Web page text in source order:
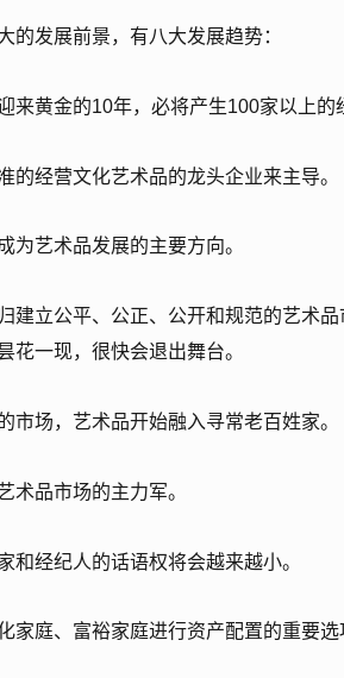
的发展前景，有八大发展趋势：
黄金的10年，必将产生100家以上的
经营文化艺术品的龙头企业来主导。
为艺术品发展的主要方向。
建立公平、公正、公开和规范的艺术
花一现，很快会退出舞台。
场，艺术品开始融入寻常老百姓家。
术品市场的主力军。
经纪人的话语权将会越来越小。
家庭、富裕家庭进行资产配置的重要